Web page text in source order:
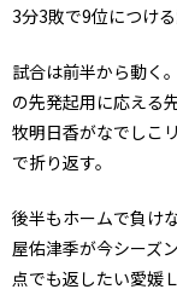
3分3敗で9位につけ
試合は前半から動く
の先発起用に応える
牧明日香がなでしこ
で折り返す。
後半もホームで負け
屋佑津季が今シーズ
点でも返したい愛媛